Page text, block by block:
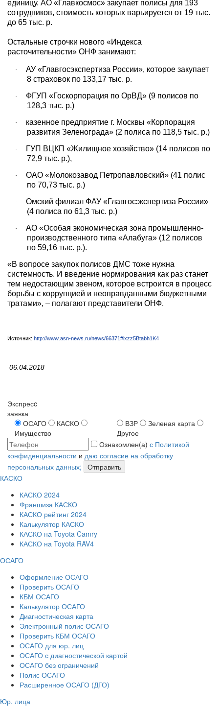
единицу. АО «Главкосмос» закупает полисы для 193
сотрудников, стоимость которых варьируется от 19 тыс.
до 65 тыс. р.
Остальные строчки нового «Индекса
расточительности» ОНФ занимают:
·
АУ «Главгосэкспертиза России», которое закупает
8 страховок по 133,17 тыс. р.
·
ФГУП «Госкорпорация по ОрВД» (9 полисов по
128,3 тыс. р.)
·
казенное предприятие г. Москвы «Корпорация
развития Зеленограда» (2 полиса по 118,5 тыс. р.)
·
ГУП ВЦКП «Жилищное хозяйство» (14 полисов по
72,9 тыс. р.),
·
ОАО «Молокозавод Петропавловский» (41 полис
по 70,73 тыс. р.)
·
Омский филиал ФАУ «Главгосэкспертиза России»
(4 полиса по 61,3 тыс. р.)
·
АО «Особая экономическая зона промышленно-
производственного типа «Алабуга» (12 полисов
по 59,16 тыс. р.).
«В вопросе закупок полисов ДМС тоже нужна
системность. И введение нормирования как раз станет
тем недостающим звеном, которое встроится в процесс
борьбы с коррупцией и неоправданными бюджетными
тратами», – полагают представители ОНФ.
Источник: http://www asn-news ru/news/66371#ixzz5Btabh1K4
06.04.2018
Экспресc
заявка
ОСАГО
КАСКО
Имущество
ВЗР
Зеленая карта
Другое
Ознакомлен(а) с Политикой
конфиденциальности и даю согласие на обработку
персональных данных;
Отправить
КАСКО
КАСКО 2024
Франшиза КАСКО
КАСКО рейтинг 2024
Калькулятор КАСКО
КАСКО на Toyota Camry
КАСКО на Toyota RAV4
ОСАГО
Оформление ОСАГО
Проверить ОСАГО
КБМ ОСАГО
Калькулятор ОСАГО
Диагностическая карта
Электронный полис ОСАГО
Проверить КБМ ОСАГО
ОСАГО для юр. лиц
ОСАГО с диагностической картой
ОСАГО без ограничений
Полис ОСАГО
Расширенное ОСАГО (ДГО)
Юр. лица